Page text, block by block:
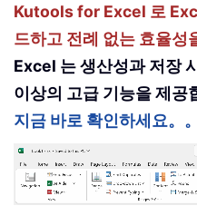
Kutools for Excel 로
드하고 전례 없는 효율성
Excel 는 생산성과 저장
이상의 고급 기능을 제공
지금 바로 확인하세요。。